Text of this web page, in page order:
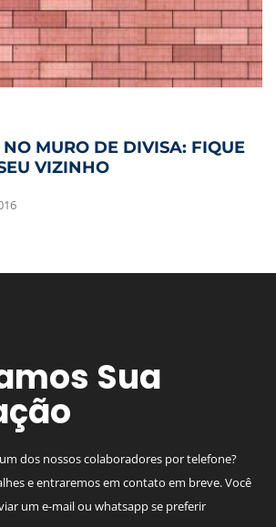
MURO DE DIVISA: FIQUE
VIZINHO
Sua
dos nossos colaboradores por telefone?
e entraremos em contato em breve. Você
um e-mail ou whatsapp se preferir